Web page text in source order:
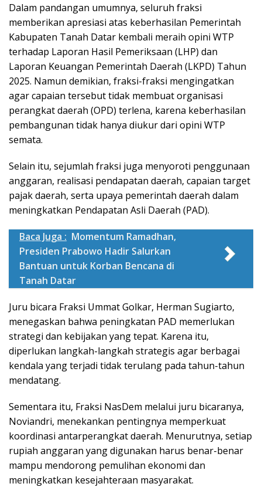
Dalam pandangan umumnya, seluruh fraksi
memberikan apresiasi atas keberhasilan Pemerintah
Kabupaten Tanah Datar kembali meraih opini WTP
terhadap Laporan Hasil Pemeriksaan (LHP) dan
Laporan Keuangan Pemerintah Daerah (LKPD) Tahun
2025. Namun demikian, fraksi-fraksi mengingatkan
agar capaian tersebut tidak membuat organisasi
perangkat daerah (OPD) terlena, karena keberhasilan
pembangunan tidak hanya diukur dari opini WTP
semata.
Selain itu, sejumlah fraksi juga menyoroti penggunaan
anggaran, realisasi pendapatan daerah, capaian target
pajak daerah, serta upaya pemerintah daerah dalam
meningkatkan Pendapatan Asli Daerah (PAD).
Baca Juga : Momentum Ramadhan,
Presiden Prabowo Hadir Salurkan
Bantuan untuk Korban Bencana di
Tanah Datar
Juru bicara Fraksi Ummat Golkar, Herman Sugiarto,
menegaskan bahwa peningkatan PAD memerlukan
strategi dan kebijakan yang tepat. Karena itu,
diperlukan langkah-langkah strategis agar berbagai
kendala yang terjadi tidak terulang pada tahun-tahun
mendatang.
Sementara itu, Fraksi NasDem melalui juru bicaranya,
Noviandri, menekankan pentingnya memperkuat
koordinasi antarperangkat daerah. Menurutnya, setiap
rupiah anggaran yang digunakan harus benar-benar
mampu mendorong pemulihan ekonomi dan
meningkatkan kesejahteraan masyarakat.